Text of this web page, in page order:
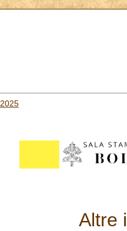
2025
Altre